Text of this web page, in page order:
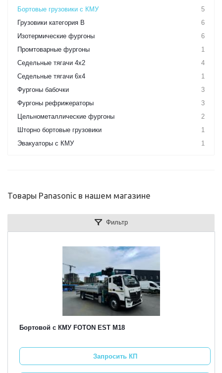
Бортовые грузовики с КМУ
5
Грузовики категория B
6
Изотермические фургоны
6
Промтоварные фургоны
1
Седельные тягачи 4х2
4
Седельные тягачи 6х4
1
Фургоны бабочки
3
Фургоны рефрижераторы
3
Цельнометаллические фургоны
2
Шторно бортовые грузовики
1
Эвакуаторы с КМУ
1
Товары Panasonic в нашем магазине
Фильтр
Бортовой с КМУ FOTON EST M18
Запросить КП